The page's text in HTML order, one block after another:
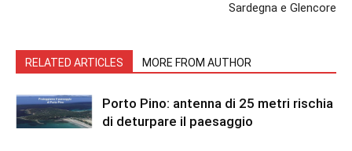
Sardegna e Glencore
RELATED ARTICLES MORE FROM AUTHOR
Porto Pino: antenna di 25 metri rischia
di deturpare il paesaggio